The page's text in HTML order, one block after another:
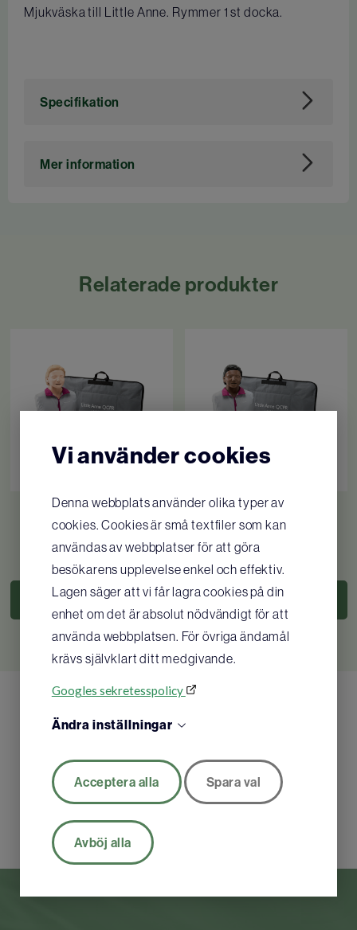
Vi använder cookies
Denna webbplats använder olika typer av
cookies. Cookies är små textfiler som kan
användas av webbplatser för att göra
besökarens upplevelse enkel och effektiv.
Lagen säger att vi får lagra cookies på din
enhet om det är absolut nödvändigt för att
använda webbplatsen. För övriga ändamål
krävs självklart ditt medgivande.
Googles sekretesspolicy
Ändra inställningar
Acceptera alla Spara val
Avböj alla
Mjukväska till Little Anne. Rymmer 1 st docka.
Specifikation
Mer information
Relaterade produkter
Little Anne QCPR
4 325SEK/ st
KÖP
Little Anne QCPR mörk
hud
4 325SEK
KÖP